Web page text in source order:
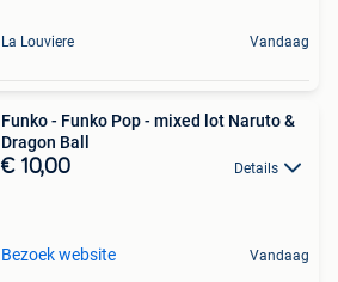
La Louviere Vandaag
Funko - Funko Pop - mixed lot Naruto &
Dragon Ball
€ 10,00 Details
Bezoek website Vandaag